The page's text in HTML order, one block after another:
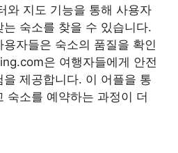
와 지도 기능을 통해 사용자
숙소를 찾을 수 있습니다.
자들은 숙소의 품질을 확인
은 여행자들에게 안전
제공합니다. 이 어플을 통
숙소를 예약하는 과정이 더